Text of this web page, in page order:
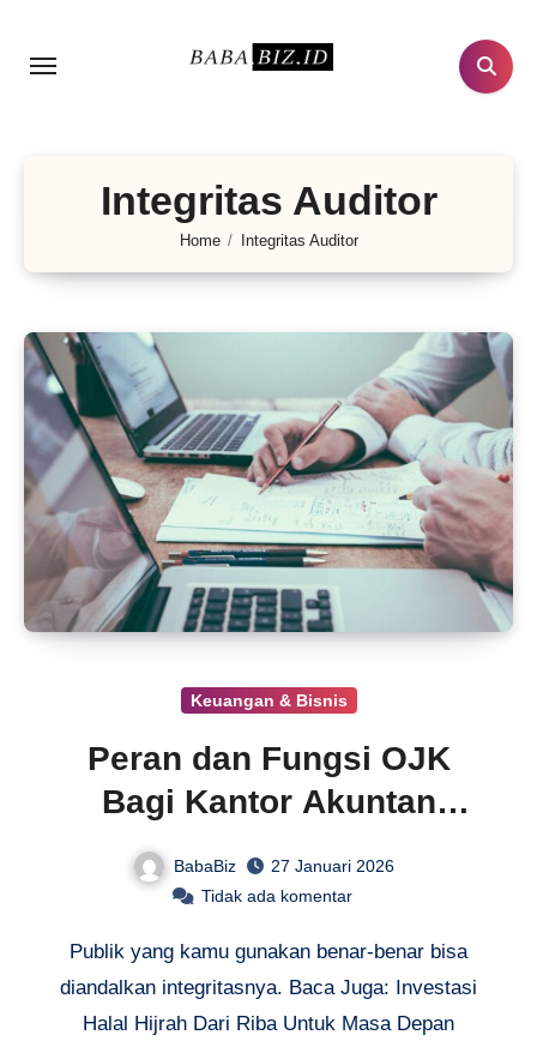
Integritas Auditor
Home Integritas Auditor
Keuangan & Bisnis
Peran dan Fungsi OJK
Bagi Kantor Akuntan
BabaBiz
27 Januari 2026
Tidak ada komentar
Publik yang kamu gunakan benar-benar bisa
diandalkan integritasnya. Baca Juga: Investasi
Halal Hijrah Dari Riba Untuk Masa Depan